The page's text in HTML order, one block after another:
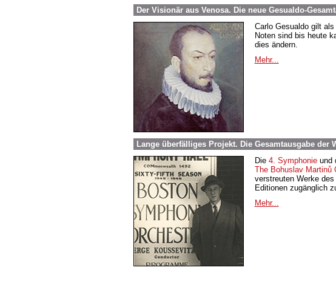
Der Visionär aus Venosa. Die neue Gesualdo-
Carlo Gesualdo gilt
Noten sind bis heute
dies ändern.
Mehr...
Lange überfälliges Projekt. Die Gesamtausgabe der
Die 4. Symphonieund
The Bohuslav Martinů
verstreuten Werke
Editionen zugänglich
Mehr...